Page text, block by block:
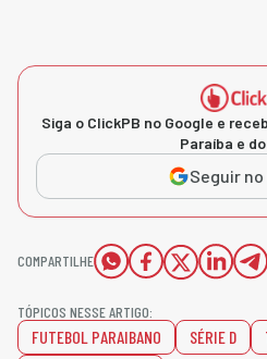
Siga o ClickPB no Google e
Paraíba e
Seguir no
COMPARTILHE
TÓPICOS NESSE ARTIGO:
FUTEBOL PARAIBANO SÉRIE D